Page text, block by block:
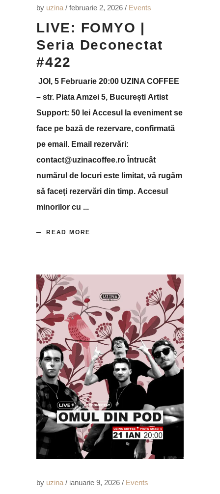
by uzina februarie 2, 2026 Events
LIVE: FOMYO |
Seria Deconectat
#422
JOI, 5 Februarie 20:00 UZINA COFFEE
– str. Piata Amzei 5, București Artist
Support: 50 lei Accesul la eveniment se
face pe bază de rezervare, confirmată
pe email. Email rezervări:
contact@uzinacoffee.ro Întrucât
numărul de locuri este limitat, vă rugăm
să faceți rezervări din timp. Accesul
minorilor cu
READ MORE
by uzina ianuarie 9, 2026 Events